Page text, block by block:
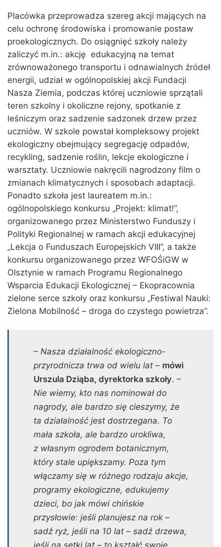
Placówka przeprowadza szereg akcji mających na
celu ochronę środowiska i promowanie postaw
proekologicznych. Do osiągnięć szkoły należy
zaliczyć m.in.: akcję edukacyjną na temat
zrównoważonego transportu i odnawialnych źródeł
energii, udział w ogólnopolskiej akcji Fundacji
Nasza Ziemia, podczas której uczniowie sprzątali
teren szkolny i okoliczne rejony, spotkanie z
leśniczym oraz sadzenie sadzonek drzew przez
uczniów. W szkole powstał kompleksowy projekt
ekologiczny obejmujący segregację odpadów,
recykling, sadzenie roślin, lekcje ekologiczne i
warsztaty. Uczniowie nakręcili nagrodzony film o
zmianach klimatycznych i sposobach adaptacji.
Ponadto szkoła jest laureatem m.in.:
ogólnopolskiego konkursu „Projekt: klimat!”,
organizowanego przez Ministerstwo Funduszy i
Polityki Regionalnej w ramach akcji edukacyjnej
„Lekcja o Funduszach Europejskich VIII”, a także
konkursu organizowanego przez WFOŚiGW w
Olsztynie w ramach Programu Regionalnego
Wsparcia Edukacji Ekologicznej – Ekopracownia
zielone serce szkoły oraz konkursu „Festiwal Nauki:
Zielona Mobilność – droga do czystego powietrza”.
– Nasza działalność ekologiczno-
przyrodnicza trwa od wielu lat – mówi
Urszula Dziąba, dyrektorka szkoły. –
Nie wiemy, kto nas nominował do
nagrody, ale bardzo się cieszymy, że
ta działalność jest dostrzegana. To
mała szkoła, ale bardzo urokliwa,
z własnym ogrodem botanicznym,
który stale upiększamy. Poza tym
włączamy się w różnego rodzaju akcje,
programy ekologiczne, edukujemy
dzieci, bo jak mówi chińskie
przysłowie: jeśli planujesz na rok –
sadź ryż, jeśli na 10 lat – sadź drzewa,